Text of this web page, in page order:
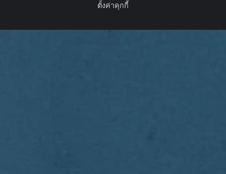
ตั้งค่าคุกกี้